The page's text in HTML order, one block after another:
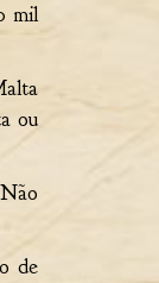
mil
ou
de